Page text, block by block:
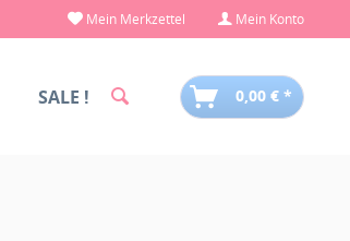
Mein Merkzettel Mein Konto
SALE ! 0,00 € *